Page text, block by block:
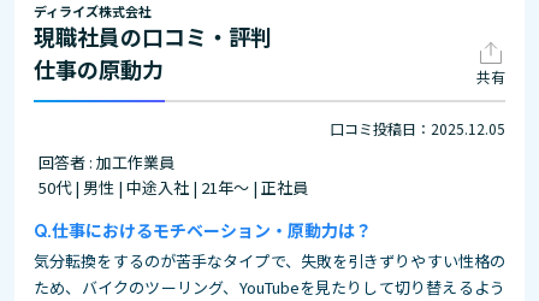
ディライズ株式会社
現職社員の口コミ・評判
仕事の原動力
共有
口コミ投稿日：2025.12.05
回答者 : 加工作業員
50代 | 男性 | 中途入社 | 21年～ | 正社員
仕事におけるモチベーション・原動力は？
気分転換をするのが苦手なタイプで、失敗を引きずりやすい性格の
ため、バイクのツーリング、YouTubeを見たりして切り替えるよう